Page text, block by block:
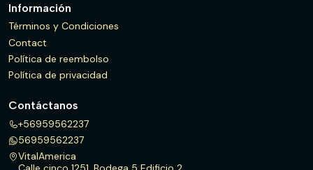
Información
Términos y Condiciones
Contact
Política de reembolso
Política de privacidad
Contáctanos
+56959562237
56959562237
VitalAmerica